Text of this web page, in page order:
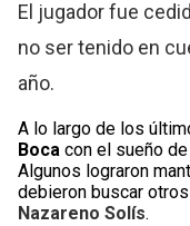
El jugador fue
no ser tenido en
año.
A lo largo de los
Boca con el sueño
Algunos lograron
debieron buscar
Nazareno Solís.